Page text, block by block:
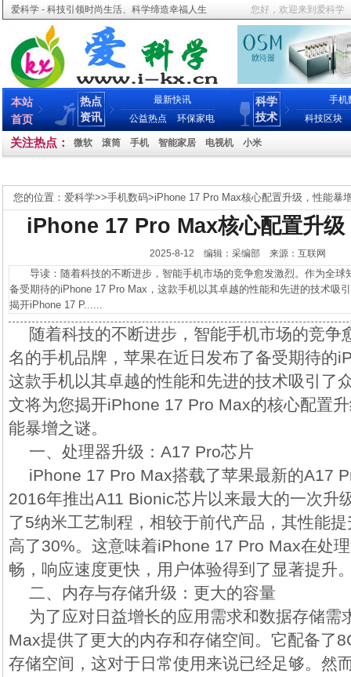
爱科学 - 科技引领时尚生活、科学缔造幸福人生 您好，欢迎来到爱科学
本站
首页
热点
资讯
最新快讯
公益热点
环保家电
科学
技术
手机
科技区块
关注热点： 微软 滚筒 手机 智能家居 电视机 小米
您的位置： 爱科学>>手机数码>iPhone 17 Pro Max核心配置升级，性能暴
iPhone 17 Pro Max核心配置升级
2025-8-12 编辑：采编部 来源：互联网
导读：随着科技的不断进步，智能手机市场的竞争愈发激烈。作为全球
备受期待的iPhone 17 Pro Max，这款手机以其卓越的性能和先进的技术吸
揭开iPhone 17 P......
随着科技的不断进步，智能手机市场的竞争
名的手机品牌，苹果在近日发布了备受期待的
这款手机以其卓越的性能和先进的技术吸引了
文将为您揭开iPhone 17 Pro Max的核心配置
能暴增之谜。
一、处理器升级：A17 Pro芯片
iPhone 17 Pro Max搭载了苹果最新的A17
2016年推出A11 Bionic芯片以来最大的一次升
了5纳米工艺制程，相较于前代产品，其性能
高了30%。这意味着iPhone 17 Pro Max在处
畅，响应速度更快，用户体验得到了显著提升
二、内存与存储升级：更大的容量
为了应对日益增长的应用需求和数据存储需
Max提供了更大的内存和存储空间。它配备了
存储空间，这对于日常使用来说已经足够。然